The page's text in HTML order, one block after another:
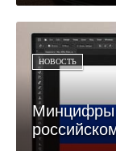
НОВОСТЬ
Минцифры